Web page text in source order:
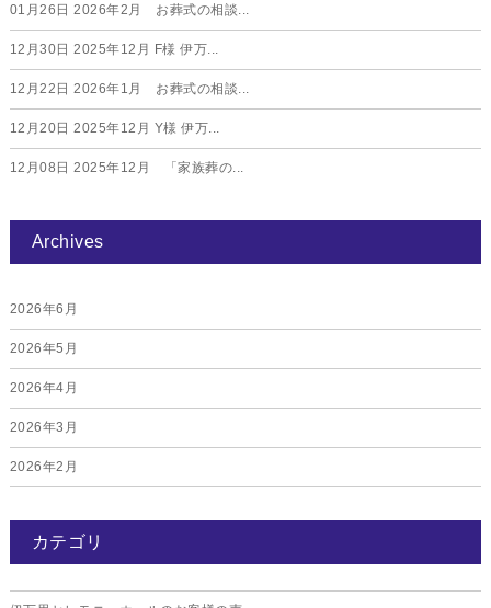
01月26日 2026年2月 お葬式の相談...
12月30日 2025年12月 F様 伊万...
12月22日 2026年1月 お葬式の相談...
12月20日 2025年12月 Y様 伊万...
12月08日 2025年12月 「家族葬の...
Archives
2026年6月
2026年5月
2026年4月
2026年3月
2026年2月
2025年12月
カテゴリ